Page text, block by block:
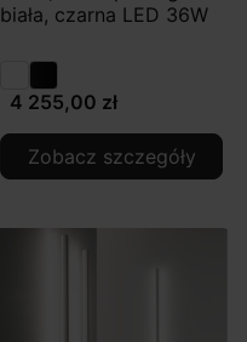
biała, czarna LED 36W
4 255,00 zł
Zobacz szczegóły